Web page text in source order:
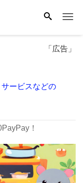
「広告」
ービスなどの
！